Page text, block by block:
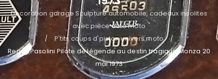
Decoration garage Sculpture automobile, cadeaux insolites
avec pièce auto moto
/ P'tits coups d'piston univers moto /
Renzo Pasolini Pilote de légende au destin tragique Monza 20
mai 1973